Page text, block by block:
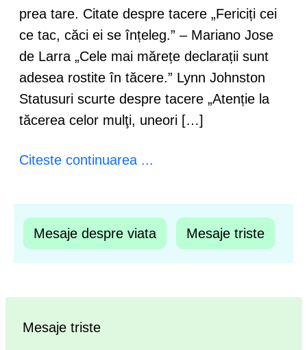
prea tare. Citate despre tacere „Fericiți cei
ce tac, căci ei se înțeleg.” – Mariano Jose
de Larra „Cele mai mărețe declarații sunt
adesea rostite în tăcere.” Lynn Johnston
Statusuri scurte despre tacere „Atenție la
tăcerea celor mulţi, uneori […]
Citeste continuarea ...
Mesaje despre viata Mesaje triste
Mesaje triste